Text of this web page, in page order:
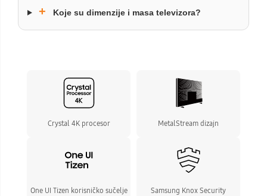
+ Koje su dimenzije i masa televizora?
Crystal 4K procesor MetalStream dizajn
One UI Tizen korisničko sučelje Samsung Knox Security